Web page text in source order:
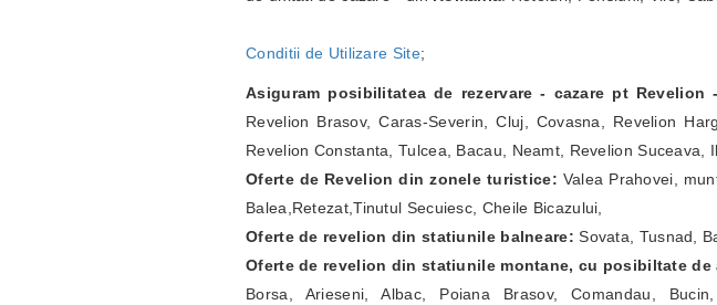
Conditii de Utilizare Site;
Asiguram posibilitatea de rezervare - cazare pt Revelion
Revelion Brasov, Caras-Severin, Cluj, Covasna, Revelion
Revelion Constanta, Tulcea, Bacau, Neamt, Revelion Suceava,
Oferte de Revelion din zonele turistice: Valea Prahovei,
Balea,Retezat,Tinutul Secuiesc, Cheile Bicazului,
Oferte de revelion din statiunile balneare: Sovata, Tusnad,
Oferte de revelion din statiunile montane, cu posibiltate de
Borsa, Arieseni, Albac, Poiana Brasov, Comandau,